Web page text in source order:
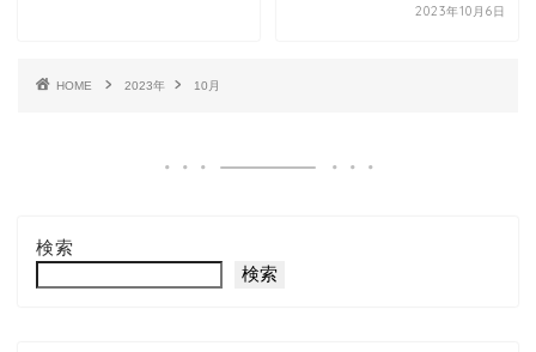
2023年10月6日
HOME 2023年 10月
検索
検索